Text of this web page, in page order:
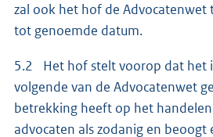
zal ook het hof de Advocatenwet
tot genoemde datum.
5.2 Het hof stelt voorop dat het
volgende van de Advocatenwet
betrekking heeft op het
advocaten als zodanig en beoogt